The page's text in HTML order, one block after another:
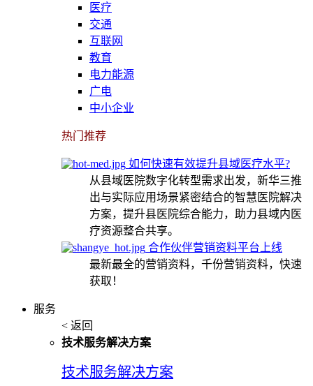
医疗
交通
互联网
教育
电力能源
广电
中小企业
热门推荐
如何快速有效提升县域医疗水平?
从县域医院数字化转型需求出发，新华三推
出与实际应用场景紧密结合的智慧医院解决
方案，提升县医院综合能力，助力县域内医
疗资源整合共享。
合作伙伴营销资料平台上线
最新最全的营销资料，千份营销资料，快速
获取！
服务
< 返回
技术服务解决方案
技术服务解决方案